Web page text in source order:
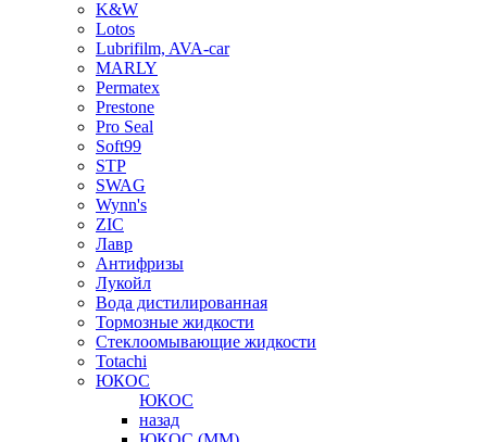
K&W
Lotos
Lubrifilm, AVA-car
MARLY
Permatex
Prestone
Pro Seal
Soft99
STP
SWAG
Wynn's
ZIC
Лавр
Антифризы
Лукойл
Вода дистилированная
Тормозные жидкости
Стеклоомывающие жидкости
Totachi
ЮКОС
ЮКОС
назад